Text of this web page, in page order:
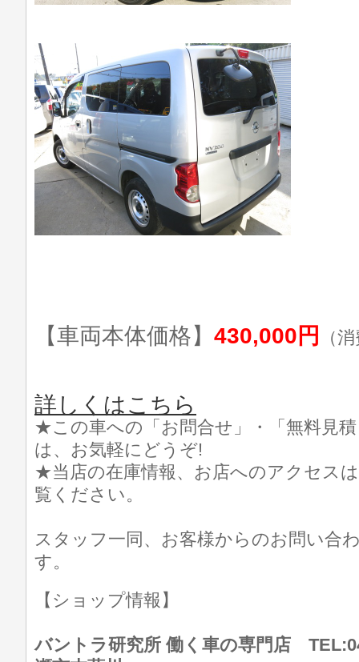
【車両本体価格】 430,000円 （
詳しくはこちら
★この車への「お問合せ」・「無料見
は、お気軽にどうぞ!
★当店の在庫情報、お店へのアクセス
覧ください。
スタッフ一同、お客様からのお問い合
す。
【ショップ情報】
バントラ研究所 働く車の専門店